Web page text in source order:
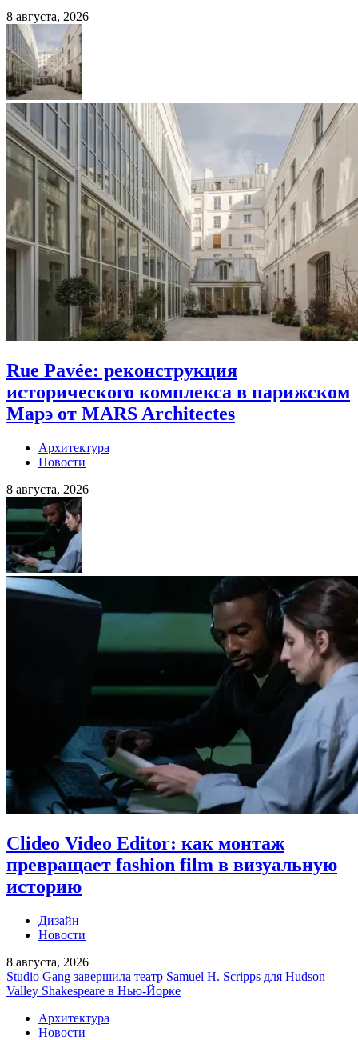
8 августа, 2026
Rue Pavée: реконструкция
исторического комплекса в парижском
Марэ от MARS Architectes
Архитектура
Новости
8 августа, 2026
Clideo Video Editor: как монтаж
превращает fashion film в визуальную
историю
Дизайн
Новости
8 августа, 2026
Studio Gang завершила театр Samuel H. Scripps для Hudson
Valley Shakespeare в Нью-Йорке
Архитектура
Новости